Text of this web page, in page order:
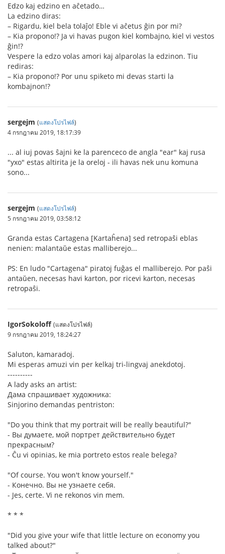
Edzo kaj edzino en aĉetado…
La edzino diras:
– Rigardu, kiel bela tolaĵo! Eble vi aĉetus ĝin por mi?
– Kia propono!? Ja vi havas pugon kiel kombajno, kiel vi vestos
ĝin!?
Vespere la edzo volas amori kaj alparolas la edzinon. Tiu
rediras:
– Kia propono!? Por unu spiketo mi devas starti la
kombajnon!?
sergejm (แสดงโปรไฟล์)
4 กรกฎาคม 2019, 18:17:39
... al iuj povas ŝajni ke la parenceco de angla "ear" kaj rusa
"ухо" estas altirita je la oreloj - ili havas nek unu komuna
sono...
sergejm (แสดงโปรไฟล์)
5 กรกฎาคม 2019, 03:58:12
Granda estas Cartagena [Kartaĥena] sed retropaŝi eblas
nenien: malantaŭe estas malliberejo...
PS: En ludo "Cartagena" piratoj fuĝas el malliberejo. Por paŝi
antaŭen, necesas havi karton, por ricevi karton, necesas
retropaŝi.
IgorSokoloff (แสดงโปรไฟล์)
9 กรกฎาคม 2019, 18:24:27
Saluton, kamaradoj.
Mi esperas amuzi vin per kelkaj tri-lingvaj anekdotoj.
----------
A lady asks an artist:
Дама спрашивает художника:
Sinjorino demandas pentriston:
"Do you think that my portrait will be really beautiful?"
- Вы думаете, мой портрет действительно будет
прекрасным?
- Ĉu vi opinias, ke mia portreto estos reale belega?
"Of course. You won't know yourself."
- Конечно. Вы не узнаете себя.
- Jes, certe. Vi ne rekonos vin mem.
* * *
"Did you give your wife that little lecture on economy you
talked about?"